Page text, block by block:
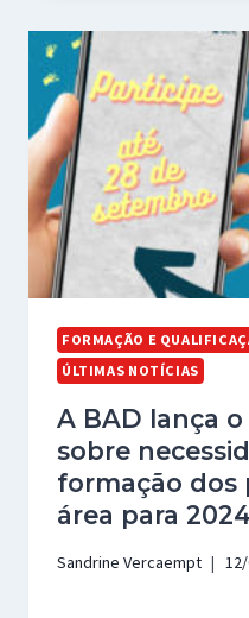
FORMAÇÃO E
ÚLTIMAS NOTÍCIAS
A BAD lança
sobre
formação dos
área para 2024
Sandrine Vercaempt